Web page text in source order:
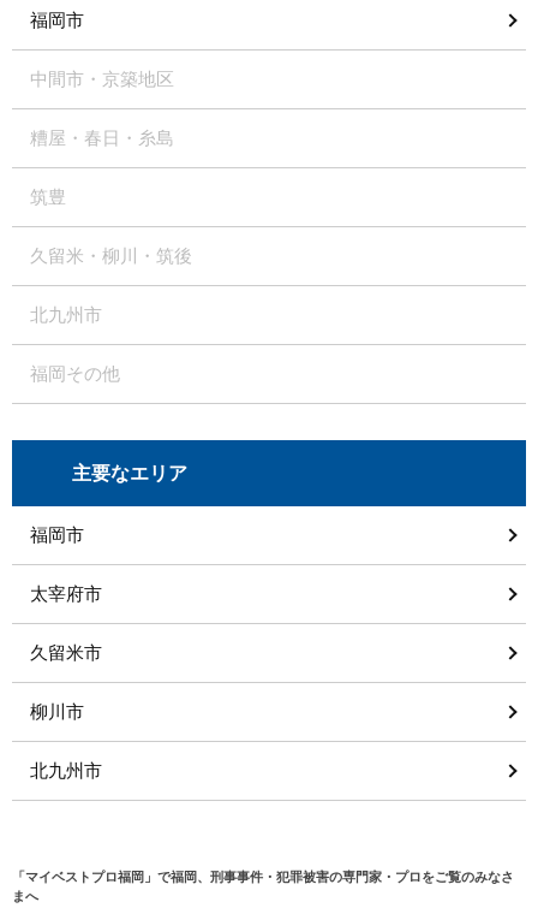
福岡市
中間市・京築地区
糟屋・春日・糸島
筑豊
久留米・柳川・筑後
北九州市
福岡その他
主要なエリア
福岡市
太宰府市
久留米市
柳川市
北九州市
「マイベストプロ福岡」で福岡、刑事事件・犯罪被害の専門家・プロをご覧のみなさ
まへ